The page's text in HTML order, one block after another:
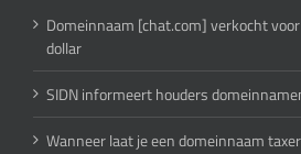
Domeinnaam [chat.com] verkocht
dollar
SIDN informeert houders
Wanneer laat je een domeinnaam